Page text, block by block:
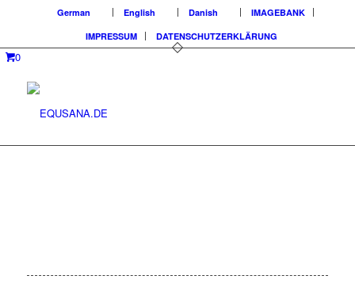
German English Danish
IMAGEBANK
IMPRESSUM
DATENSCHUTZERKLÄRUNG
0